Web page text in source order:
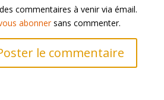
commentaires à venir via émail.
abonnersans commenter.